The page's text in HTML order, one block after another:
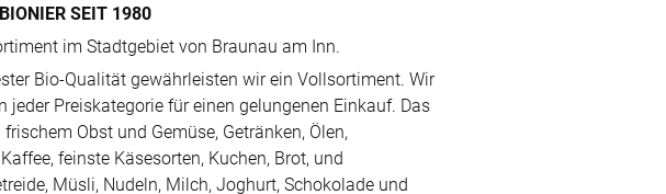
SEIT 1980
im Stadtgebiet von Braunau am Inn.
Bio-Qualität gewährleisten wir ein Vollsortiment. Wir
jeder Preiskategorie für einen gelungenen Einkauf. Das
Obst und Gemüse, Getränken, Ölen,
feinste Käsesorten, Kuchen, Brot, und
Müsli, Nudeln, Milch, Joghurt, Schokolade und